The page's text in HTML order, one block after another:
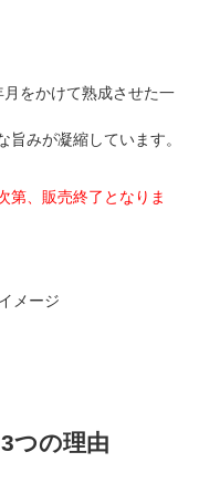
をかけて熟成させた一
みが凝縮しています。
第、販売終了となりま
つの理由